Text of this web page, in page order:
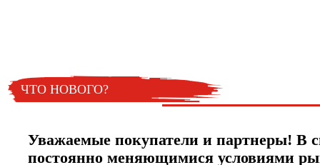
ЧТО НОВОГО?
Уважаемые покупатели и партнеры! В
постоянно меняющимися условиями